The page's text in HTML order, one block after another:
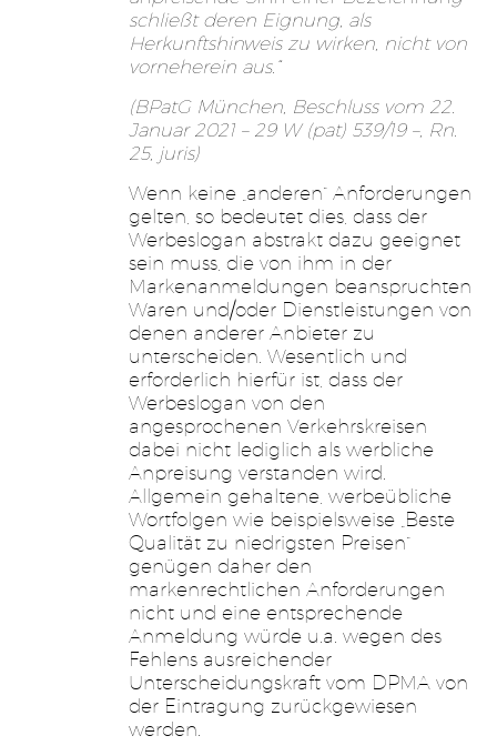
schließt deren Eignung, als
Herkunftshinweis zu wirken, nicht von
vorneherein aus.“
(BPatG München, Beschluss vom 22.
Januar 2021 – 29 W (pat) 539/19 –, Rn.
25, juris)
Wenn keine „anderen“ Anforderungen
gelten, so bedeutet dies, dass der
Werbeslogan abstrakt dazu geeignet
sein muss, die von ihm in der
Markenanmeldungen beanspruchten
Waren und/oder Dienstleistungen von
denen anderer Anbieter zu
unterscheiden. Wesentlich und
erforderlich hierfür ist, dass der
Werbeslogan von den
angesprochenen Verkehrskreisen
dabei nicht lediglich als werbliche
Anpreisung verstanden wird.
Allgemein gehaltene, werbeübliche
Wortfolgen wie beispielsweise „Beste
Qualität zu niedrigsten Preisen“
genügen daher den
markenrechtlichen Anforderungen
nicht und eine entsprechende
Anmeldung würde u.a. wegen des
Fehlens ausreichender
Unterscheidungskraft vom DPMA von
der Eintragung zurückgewiesen
werden.